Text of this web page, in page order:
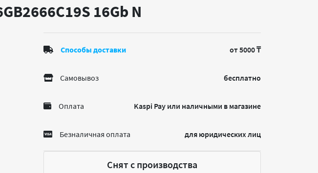
16Gb N
Способы доставки от 5000 ₸
Самовывоз бесплатно
Оплата Kaspi Pay или наличными в магазине
Безналичная оплата для юридических лиц
Снят с производства